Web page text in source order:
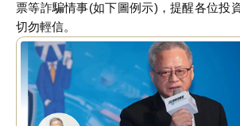
票等詐騙情事(如下圖例示)，提醒各位投
切勿輕信。